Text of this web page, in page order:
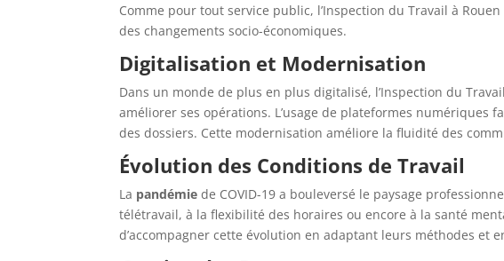
Comme pour tout service public, l’Inspection du Travail à
des changements socio-économiques.
Digitalisation et Modernisation
Dans un monde de plus en plus digitalisé, l’Inspection du
améliorer ses opérations. L’usage de plateformes numériques
des dossiers. Cette modernisation améliore la fluidité des
Évolution des Conditions de Travail
La pandémie de COVID-19 a bouleversé le paysage
télétravail, à la flexibilité des horaires ou encore à la santé
d’accompagner cette évolution en adaptant leurs méthodes et